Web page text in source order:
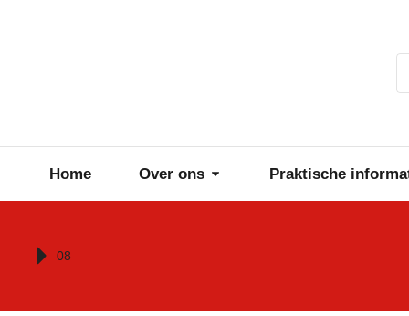
Home Over ons Praktische
Je bent hier:
08